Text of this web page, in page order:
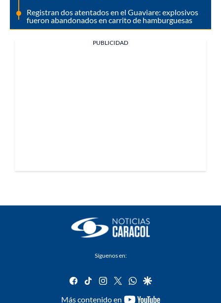
Registran dos atentados en el Guaviare: explosivos
fueron abandonados en carrito de hamburguesas
PUBLICIDAD
Síguenos en:
facebook
tiktok instagram
twitterwhatsapp
google
Más contenido en
youtube-